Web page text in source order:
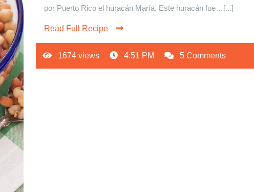
por Puerto Rico el huracán María. Este huracán fue…[...]
Read Full Recipe
1674 views 4:51 PM 5 Comments